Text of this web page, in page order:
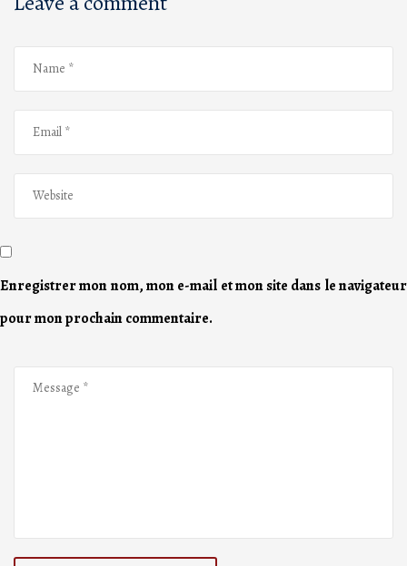
Enregistrer mon nom, mon e-mail et mon site dans le navigateur
pour mon prochain commentaire.